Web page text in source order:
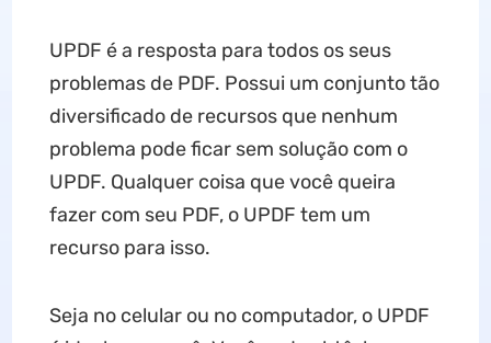
UPDF é a resposta para todos os seus
problemas de PDF. Possui um conjunto tão
diversificado de recursos que nenhum
problema pode ficar sem solução com o
UPDF. Qualquer coisa que você queira
fazer com seu PDF, o UPDF tem um
recurso para isso.
Seja no celular ou no computador, o UPDF